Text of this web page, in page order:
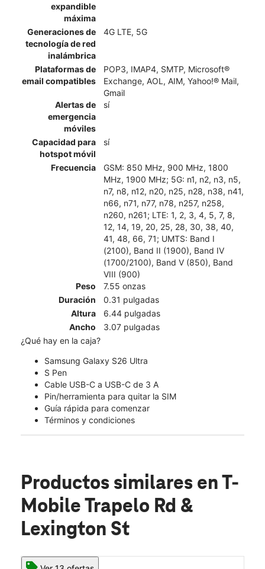
expandible
máxima
Generaciones de
tecnología de red
inalámbrica
4G LTE, 5G
Plataformas de
email compatibles
POP3, IMAP4, SMTP, Microsoft®
Exchange, AOL, AIM, Yahoo!® Mail,
Gmail
Alertas de
emergencia
móviles
sí
Capacidad para
hotspot móvil
sí
Frecuencia
GSM: 850 MHz, 900 MHz, 1800
MHz, 1900 MHz; 5G: n1, n2, n3, n5,
n7, n8, n12, n20, n25, n28, n38, n41,
n66, n71, n77, n78, n257, n258,
n260, n261; LTE: 1, 2, 3, 4, 5, 7, 8,
12, 14, 19, 20, 25, 28, 30, 38, 40,
41, 48, 66, 71; UMTS: Band I
(2100), Band II (1900), Band IV
(1700/2100), Band V (850), Band
VIII (900)
Peso
7.55 onzas
Duración
0.31 pulgadas
Altura
6.44 pulgadas
Ancho
3.07 pulgadas
¿Qué hay en la caja?
Samsung Galaxy S26 Ultra
S Pen
Cable USB-C a USB-C de 3 A
Pin/herramienta para quitar la SIM
Guía rápida para comenzar
Términos y condiciones
Productos similares en T-
Mobile Trapelo Rd &
Lexington St